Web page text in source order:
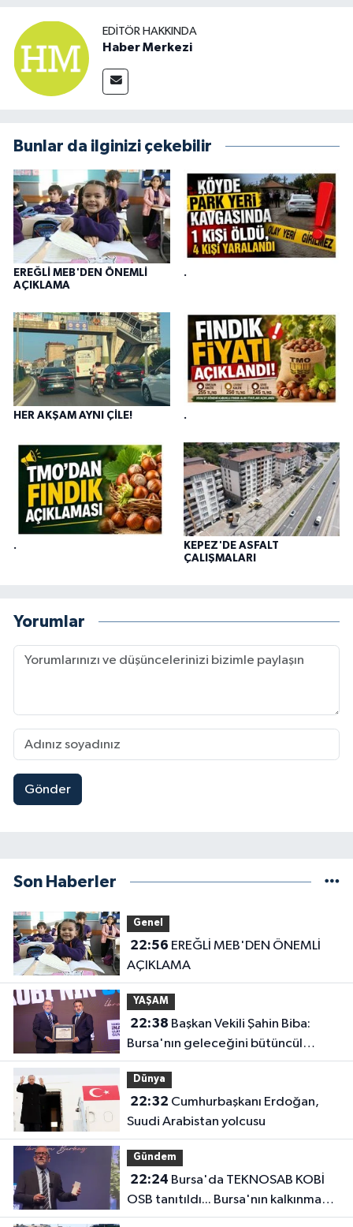
EDITÖR HAKKINDA
Haber Merkezi
Bunlar da ilginizi çekebilir
EREĞLİ MEB'DEN ÖNEMLİ
AÇIKLAMA
.
HER AKŞAM AYNI ÇİLE! .
.
KEPEZ'DE ASFALT
ÇALIŞMALARI
Yorumlar
Gönder
Son Haberler
Genel
22:56
AÇIKLAMA
YAŞAM
22:38
Bursa'nın geleceğini bütüncül
anlayışla planlıyoruz
Dünya
22:32
Suudi Arabistan yolcusu
Gündem
22:24
OSB tanıtıldı... Bursa'nın kalkınma
yolculuğunda yeni dönem